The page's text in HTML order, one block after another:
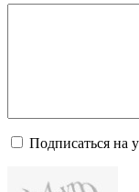
Подписаться на